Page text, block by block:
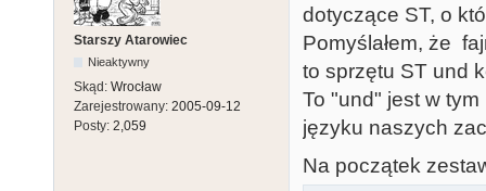
Starszy Atarowiec
Nieaktywny
Skąd: Wrocław
Zarejestrowany: 2005-09-12
Posty: 2,059
dotyczące ST, o
Pomyślałem, że
to sprzętu ST und
To "und" jest w
języku naszych
Na początek